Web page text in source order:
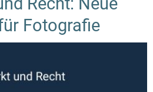
Fotografie